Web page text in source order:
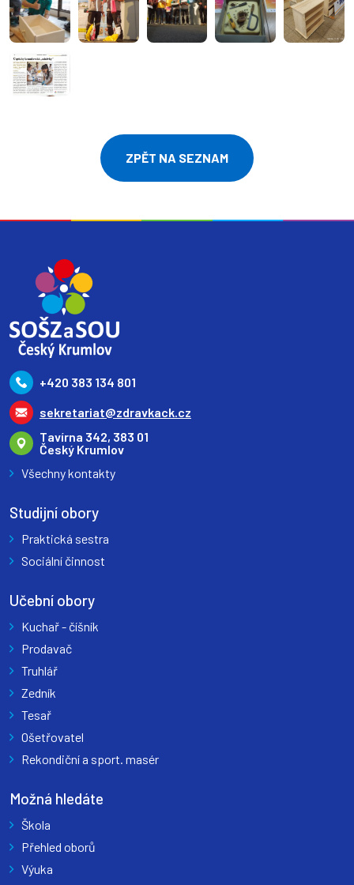
ZPĚT NA SEZNAM
+420 383 134 801
sekretariat@zdravkack.cz
Tavírna 342, 383 01
Český Krumlov
Všechny kontakty
Studijní obory
Praktická sestra
Sociální činnost
Učební obory
Kuchař - číšník
Prodavač
Truhlář
Zedník
Tesař
Ošetřovatel
Rekondiční a sport. masér
Možná hledáte
Škola
Přehled oborů
Výuka